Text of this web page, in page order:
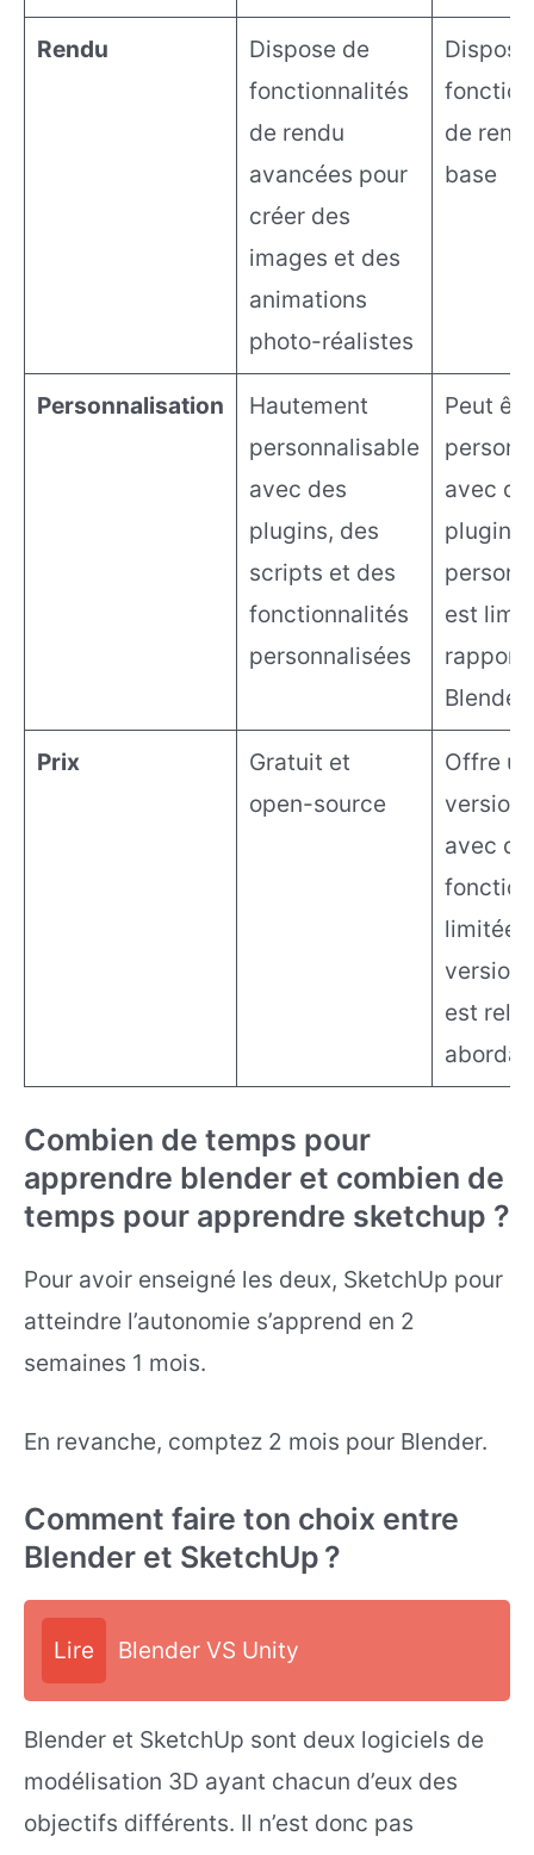
Rendu
Dispose de
fonctionnalités
de rendu
avancées pour
créer des
images et des
animations
photo-réalistes
de
base
Personnalisation
Hautement
personnalisable
avec des
plugins, des
scripts et des
fonctionnalités
personnalisées
Peut
avec
est
rapport
Blender
Prix
Gratuit et
open-source
Offre
version
avec
version
est
Combien de temps pour
apprendre blender et combien de
temps pour apprendre sketchup ?
Pour avoir enseigné les deux, SketchUp pour
atteindre l’autonomie s’apprend en 2
semaines 1 mois.
En revanche, comptez 2 mois pour Blender.
Comment faire ton choix entre
Blender et SketchUp ?
Lire Blender VS Unity
Blender et SketchUp sont deux logiciels de
modélisation 3D ayant chacun d’eux des
objectifs différents. Il n’est donc pas